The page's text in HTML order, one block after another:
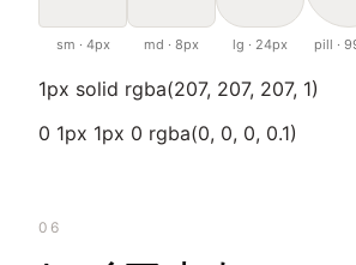
sm · 4px md · 8px lg · 24px pill ·
1px solid rgba(207, 207, 207, 1)
0 1px 1px 0 rgba(0, 0, 0, 0.1)
06